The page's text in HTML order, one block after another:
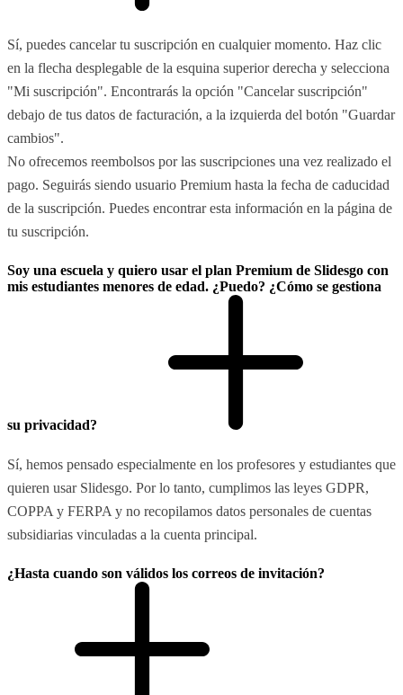
Sí, puedes cancelar tu suscripción en cualquier momento. Haz clic
en la flecha desplegable de la esquina superior derecha y selecciona
"Mi suscripción". Encontrarás la opción "Cancelar suscripción"
debajo de tus datos de facturación, a la izquierda del botón "Guardar
cambios".
No ofrecemos reembolsos por las suscripciones una vez realizado el
pago. Seguirás siendo usuario Premium hasta la fecha de caducidad
de la suscripción. Puedes encontrar esta información en la página de
tu suscripción.
Soy una escuela y quiero usar el plan Premium de Slidesgo con
mis estudiantes menores de edad. ¿Puedo? ¿Cómo se gestiona
su privacidad?
Sí, hemos pensado especialmente en los profesores y estudiantes que
quieren usar Slidesgo. Por lo tanto, cumplimos las leyes GDPR,
COPPA y FERPA y no recopilamos datos personales de cuentas
subsidiarias vinculadas a la cuenta principal.
¿Hasta cuando son válidos los correos de invitación?